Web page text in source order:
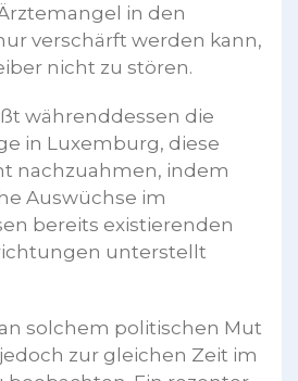
in den
verschärft werden kann,
nicht zu stören.
währenddessen die
in Luxemburg, diese
nachzuahmen, indem
Auswüchse im
bereits existierenden
unterstellt
solchem politischen Mut
zur gleichen Zeit im